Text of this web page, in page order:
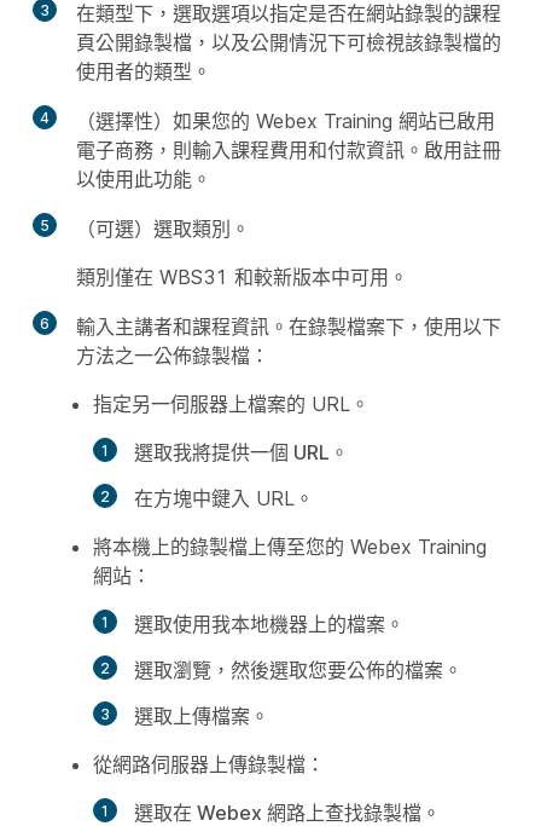
3 在類型下，選取選項以指定是否在網站錄製的課程
頁公開錄製檔，以及公開情況下可檢視該錄製檔的
使用者的類型。
4
（選擇性）如果您的 Webex Training 網站已啟用
電子商務，則輸入課程費用和付款資訊。啟用註冊
以使用此功能。
5
（可選）選取類別。
類別僅在 WBS31 和較新版本中可用。
6 輸入主講者和課程資訊。在錄製檔案下，使用以下
方法之一公佈錄製檔：
指定另一伺服器上檔案的 URL。
選取我將提供一個 URL 。
在方塊中鍵入 URL。
將本機上的錄製檔上傳至您的 Webex Training
網站：
選取使用我本地機器上的檔案 。
選取瀏覽 ，然後選取您要公佈的檔案。
選取上傳檔案 。
從網路伺服器上傳錄製檔：
選取在 Webex 網路上查找錄製檔 。